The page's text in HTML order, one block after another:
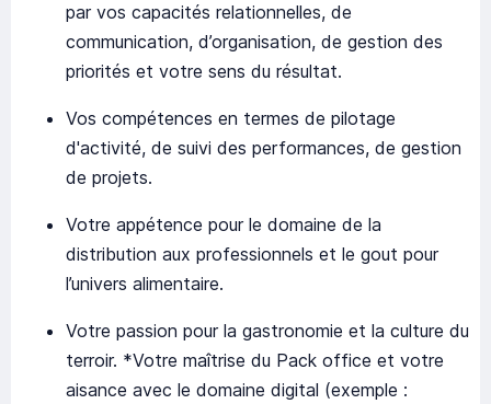
par vos capacités relationnelles, de
communication, d’organisation, de gestion des
priorités et votre sens du résultat.
Vos compétences en termes de pilotage
d'activité, de suivi des performances, de gestion
de projets.
Votre appétence pour le domaine de la
distribution aux professionnels et le gout pour
l’univers alimentaire.
Votre passion pour la gastronomie et la culture du
terroir. *Votre maîtrise du Pack office et votre
aisance avec le domaine digital (exemple :